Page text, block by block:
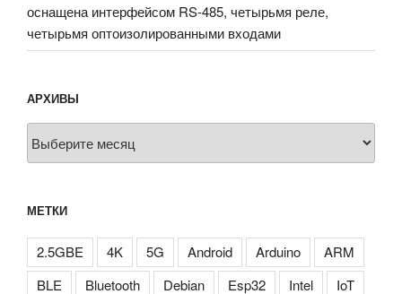
оснащена интерфейсом RS-485, четырьмя реле,
четырьмя оптоизолированными входами
АРХИВЫ
МЕТКИ
2.5GBE 4K 5G Android Arduino
ARM
BLE
Bluetooth Debian Esp32 Intel
IoT